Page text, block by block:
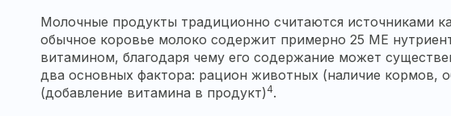
Молочные продукты традиционно считаются источниками
обычное коровье молоко содержит примерно 25 МЕ
витамином, благодаря чему его содержание может
два основных фактора: рацион животных (наличие кормов,
(добавление витамина в продукт) 4.